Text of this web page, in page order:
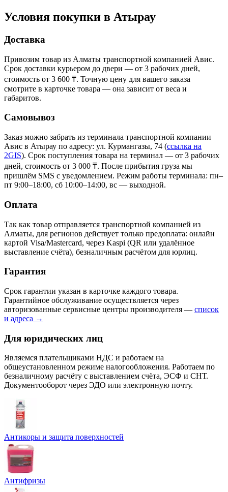
Условия покупки в Атырау
Доставка
Привозим товар из Алматы транспортной компанией Авис.
Срок доставки курьером до двери — от 3 рабочих дней,
стоимость от 3 600 ₸. Точную цену для вашего заказа
смотрите в карточке товара — она зависит от веса и
габаритов.
Самовывоз
Заказ можно забрать из терминала транспортной компании
Авис в Атырау по адресу: ул. Курмангазы, 74 (ссылка на
2GIS). Срок поступления товара на терминал — от 3 рабочих
дней, стоимость от 3 000 ₸. После прибытия груза мы
пришлём SMS с уведомлением. Режим работы терминала: пн–
пт 9:00–18:00, сб 10:00–14:00, вс — выходной.
Оплата
Так как товар отправляется транспортной компанией из
Алматы, для регионов действует только предоплата: онлайн
картой Visa/Mastercard, через Kaspi (QR или удалённое
выставление счёта), безналичным расчётом для юрлиц.
Гарантия
Срок гарантии указан в карточке каждого товара.
Гарантийное обслуживание осуществляется через
авторизованные сервисные центры производителя — список
и адреса →
Для юридических лиц
Являемся плательщиками НДС и работаем на
общеустановленном режиме налогообложения. Работаем по
безналичному расчёту с выставлением счёта, ЭСФ и СНТ.
Документооборот через ЭДО или электронную почту.
Антикоры и защита поверхностей
Антифризы